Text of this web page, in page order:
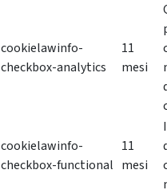
cookielawinfo-
checkbox-analytics
11
mesi
cookielawinfo-
checkbox-functional
11
mesi